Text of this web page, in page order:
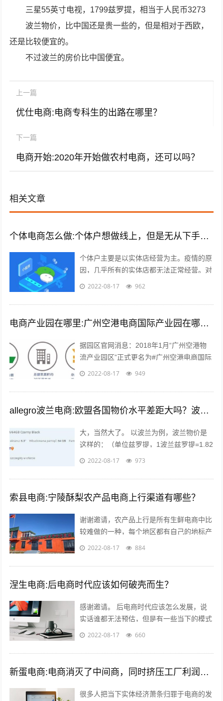
三星55英寸电视，1799兹罗提，相当于人民币3273
波兰物价，比中国还是贵一些的，但是相对于西欧，
还是比较便宜的。
不过波兰的房价比中国便宜。
上一篇
优仕电商:电商专科生的出路在哪里？
下一篇
电商开始:2020年开始做农村电商，还可以吗？
相关文章
个体电商怎么做:个体户想做线上，但是无从下手，有什么建议吗？
个体户主要是以实体店经营为主。疫情的原
因，几乎所有的实体店都无法正常经营。对
于实体店来说，关门就意味着没有任何收入
2022-08-17 962
电商产业园在哪里:广州空港电商国际产业园在哪里？主要是做什么的？
据园区官网消息：2018年1月“广州空港物
流产业园区”正式更名为#广州空港电商国际
产业园#。园区名称变更通知 位于广州空港
2022-08-17 949
allegro波兰电商:欧盟各国物价水平差距大吗？波兰的物价水平又如何呢？
大，当然大了。 以波兰为例，波兰物价是
这样的：（单位兹罗提，1波兰兹罗提=1.82
人民币），本物价是按照波兰平均物价计算
2022-08-17 973
索县电商:宁陵酥梨农产品电商上行渠道有哪些？
谢谢邀请，农产品上行是所有生鲜电商中比
较难做的一种，每个地区都有自己的地标产
品，根据产品的特点，进行品牌建设，营
和...
2022-08-17 884
涅生电商:后电商时代应该如何破壳而生？
感谢邀请。 后电商时代应该怎么发展，说
实话谁都无法预估，但是有一些当下的模式
可以借鉴，毕竟未来新的发展核心思维是没
2022-08-17 660
新蛋电商:电商消灭了中间商，同时挤压工厂利润，廉价的商品带来的是大量的失业和低收入人口，怎么办？
很多人把当下实体经济萧条归罪于电商的发